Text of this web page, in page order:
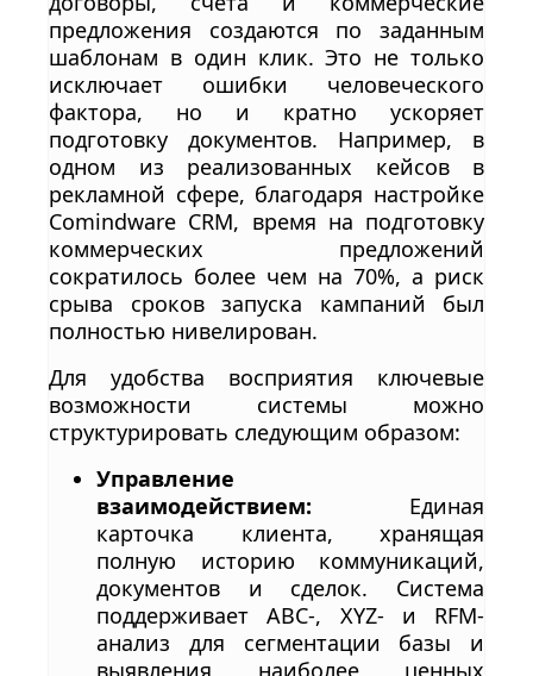
предложения создаются по заданным
шаблонам в один клик. Это не только
исключает ошибки человеческого
фактора, но и кратно ускоряет
подготовку документов. Например, в
одном из реализованных кейсов в
рекламной сфере, благодаря настройке
Comindware CRM, время на подготовку
коммерческих предложений
сократилось более чем на 70%, а риск
срыва сроков запуска кампаний был
полностью нивелирован.
Для удобства восприятия ключевые
возможности системы можно
структурировать следующим образом:
Управление
взаимодействием:
Единая
карточка клиента, хранящая
полную историю коммуникаций,
документов и сделок. Система
поддерживает ABC-, XYZ- и RFM-
анализ для сегментации базы и
выявления наиболее ценных